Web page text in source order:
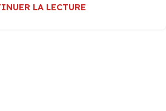
LA LECTURE